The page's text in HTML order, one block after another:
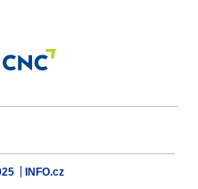
INFO.cz